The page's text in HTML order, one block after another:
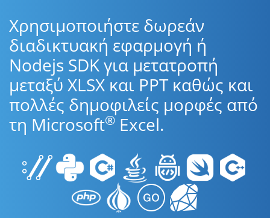
Χρησιμοποιήστε δωρεάν
διαδικτυακή εφαρμογή ή
Nodejs SDK για μετατροπή
μεταξύ XLSX και PPT καθώς και
πολλές δημοφιλείς μορφές από
τη Microsoft® Excel.